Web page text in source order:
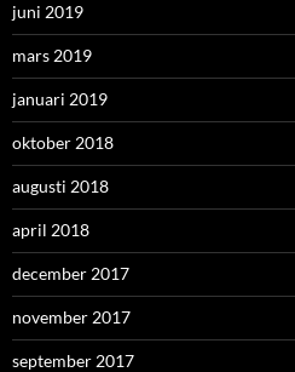
juni 2019
mars 2019
januari 2019
oktober 2018
augusti 2018
april 2018
december 2017
november 2017
september 2017